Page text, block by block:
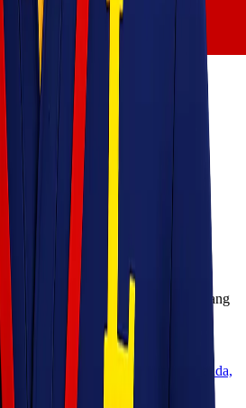
Manufaktur
jasa pengiriman terpercaya yang
ke seluruh Indonesia dengan cepat,
G No. 11-12 Jurumudi baru, Benda,